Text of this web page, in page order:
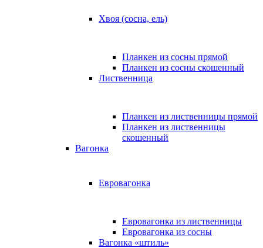
Хвоя (сосна, ель)
Планкен из сосны прямой
Планкен из сосны скошенный
Лиственница
Планкен из лиственницы прямой
Планкен из лиственницы
скошенный
Вагонка
Евровагонка
Евровагонка из лиственницы
Евровагонка из сосны
Вагонка «штиль»